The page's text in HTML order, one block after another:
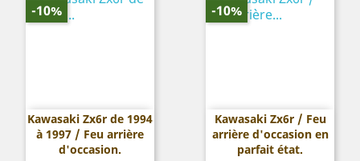
Kawasaki Zx6r de 1994
à 1997 / Feu arrière
d'occasion.
-10%
Kawasaki Zx6r / Feu
arrière d'occasion en
parfait état.
-10%